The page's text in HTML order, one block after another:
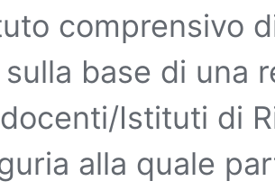
comprensivo
sulla base di una
Istituti di
alla quale